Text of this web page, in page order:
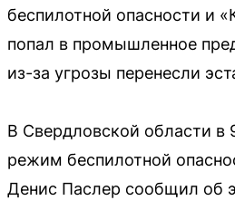
беспилотной опасности и
попал в промышленное
из-за угрозы перенесли
В Свердловской области в
режим беспилотной
Денис Паслер сообщил об